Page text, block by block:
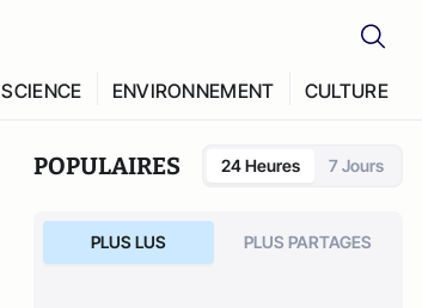
SCIENCE ENVIRONNEMENT CULTURE
POPULAIRES 24 Heures 7 Jours
PLUS LUS PLUS PARTAGES